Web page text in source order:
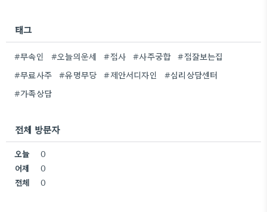
태그
#무속인 #오늘의운세 #점사 #사주궁합
#점잘보는집
#무료사주
#유명무당 #제안서디자인
#심리상담센터
#가족상담
전체 방문자
오늘
0
어제
0
전체
0